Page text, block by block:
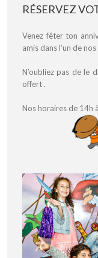
RÉSERVEZ
Venez fêter ton
amis dans l’un de
N’oubliez pas de le
offert .
Nos horaires de 14h